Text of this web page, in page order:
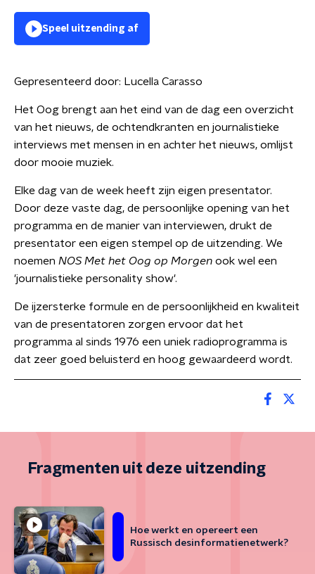
Speel uitzending af
Gepresenteerd door: Lucella Carasso
Het Oog brengt aan het eind van de dag een overzicht
van het nieuws, de ochtendkranten en journalistieke
interviews met mensen in en achter het nieuws, omlijst
door mooie muziek.
Elke dag van de week heeft zijn eigen presentator.
Door deze vaste dag, de persoonlijke opening van het
programma en de manier van interviewen, drukt de
presentator een eigen stempel op de uitzending. We
noemen NOS Met het Oog op Morgen ook wel een
'journalistieke personality show'.
De ijzersterke formule en de persoonlijkheid en kwaliteit
van de presentatoren zorgen ervoor dat het
programma al sinds 1976 een uniek radioprogramma is
dat zeer goed beluisterd en hoog gewaardeerd wordt.
Fragmenten uit deze uitzending
Hoe werkt en opereert een
Russisch desinformatienetwerk?